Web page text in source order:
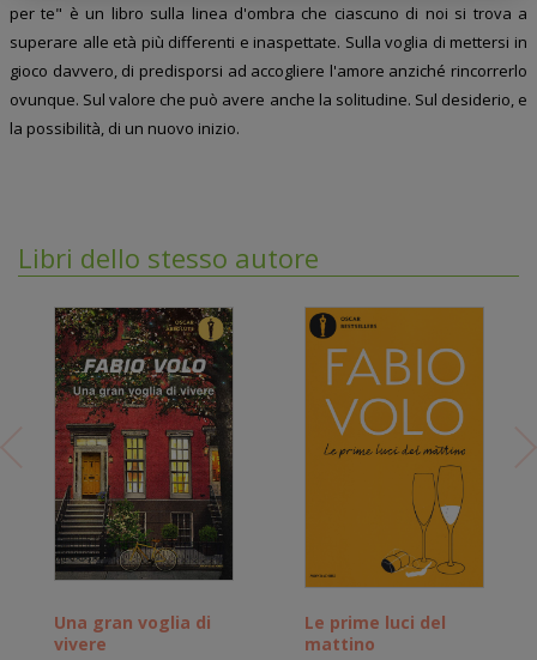
per te" è un libro sulla linea d'ombra che ciascuno di noi si trova a
superare alle età più differenti e inaspettate. Sulla voglia di mettersi in
gioco davvero, di predisporsi ad accogliere l'amore anziché rincorrerlo
ovunque. Sul valore che può avere anche la solitudine. Sul desiderio, e
la possibilità, di un nuovo inizio.
Libri dello stesso autore
Una gran voglia di
vivere
Le prime luci del
mattino